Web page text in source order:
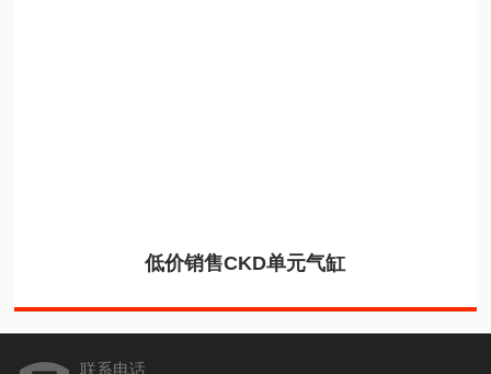
低价销售CKD单元气缸
联系电话